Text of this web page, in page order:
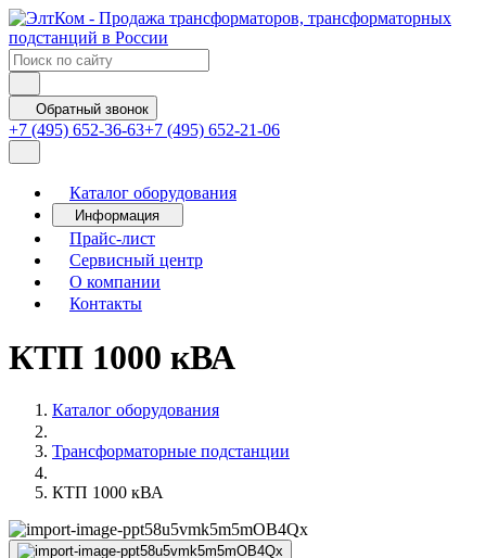
Обратный звонок
+7 (495) 652-36-63+7 (495) 652-21-06
Каталог оборудования
Информация
Прайс-лист
Сервисный центр
О компании
Контакты
КТП 1000 кВА
Каталог оборудования
Трансформаторные подстанции
КТП 1000 кВА